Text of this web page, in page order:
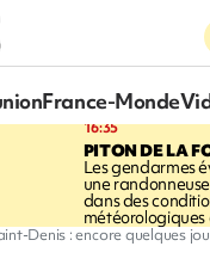
France-Monde
16:35
PITON DE LA
Les gendarmes
une
dans des
météorologiques
Denis : encore quelques